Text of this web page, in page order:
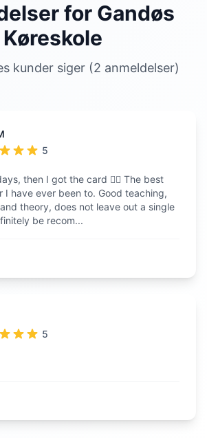
for Gandøs
Køreskole
kunder siger (2 anmeldelser)
5
then I got the card 👌🏽 The best
I have ever been to. Good teaching,
theory, does not leave out a single
be recom...
5